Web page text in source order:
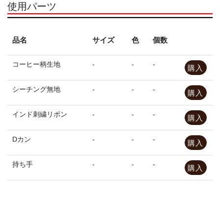
お問合せ
求人情報
メルマガ
ユザワヤとは
公式SNS
サイトマップ
プライバシーポリシー
使用パーツ
品名 サイズ 色 個数
コーヒー柄生地 - - - 購入
シーチング無地 - - - 購入
インド刺繍リボン - - - 購入
Dカン - - - 購入
持ち手 - - - 購入